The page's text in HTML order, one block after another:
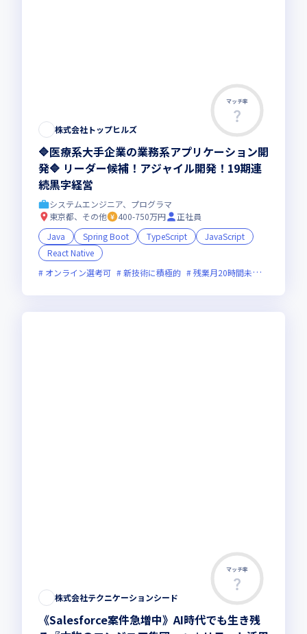
マッチ率
株式会社トップヒルズ
🔷医療系大手企業の業務系アプリケーション開
発🔷 リーダー候補！アジャイル開発！19期連
続黒字経営
システムエンジニア、プログラマ
東京都、その他
400-750万円
正社員
Java
Spring Boot TypeScript
JavaScript
React Native
オンライン選考可
新技術に積極的 残業月20時間未満
マッチ率
株式会社テクニケーションシード
《Salesforce案件急増中》AI時代でも生き残